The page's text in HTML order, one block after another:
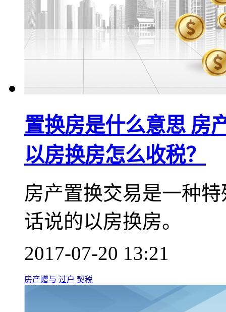
置换房是什么意思 房
以房换房怎么收税？
房产置换交易是一种
话说的以房换房。
2017-07-20 13:21
房产赠与 过户 契税